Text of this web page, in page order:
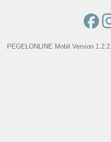
PEGELONLINE Mobil Version